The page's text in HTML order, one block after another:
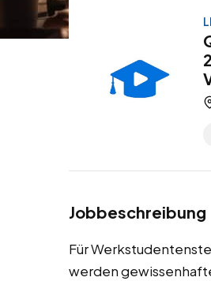
Jobbeschreibung
Für
werden